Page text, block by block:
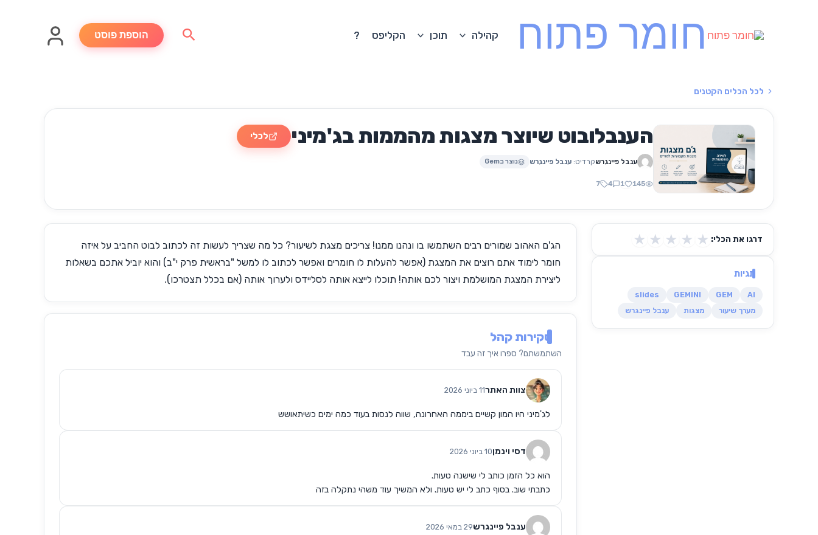
חומר פתוח קהילה תוכן הקליפס ? חיפוש הוספת פוסט
לכל הכלים הקטנים
הענבלובוט שיוצר מצגות מהממות בג'מיני לכלי
ענבל פיינגרשקרדיט: ענבל פיינגרש נוצר בGem
145
1
4
7
דרגו את הכלי: ★ ★ ★ ★ ★
תגיות
AI
GEM
GEMINI
slides
מערך שיעור
מצגות ענבל פיינגרש
הג'ם האהוב שמורים רבים השתמשו בו ונהנו ממנו! צריכים מצגת לשיעור? כל מה שצריך לעשות זה לכתוב לבוט החביב על איזה
חומר לימוד אתם רוצים את המצגת (אפשר להעלות לו חומרים ואפשר לכתוב לו למשל "בראשית פרק י"ב) והוא יוביל אתכם בשאלות
ליצירת המצגת המושלמת ויצור לכם אותה! תוכלו לייצא אותה לסליידס ולערוך אותה (אם בכלל תצטרכו).
סקירות קהל
השתמשתם? ספרו איך זה עבד
צוות האתר11 ביוני 2026
לג'מיני היו המון קשיים ביממה האחרונה, שווה לנסות בעוד כמה ימים כשיתאושש
דסי וינמן10 ביוני 2026
הוא כל הזמן כותב לי שישנה טעות.
כתבתי שוב. בסוף כתב לי יש טעות. ולא המשיך עוד משהי נתקלה בזה
ענבל פיינגרש29 במאי 2026